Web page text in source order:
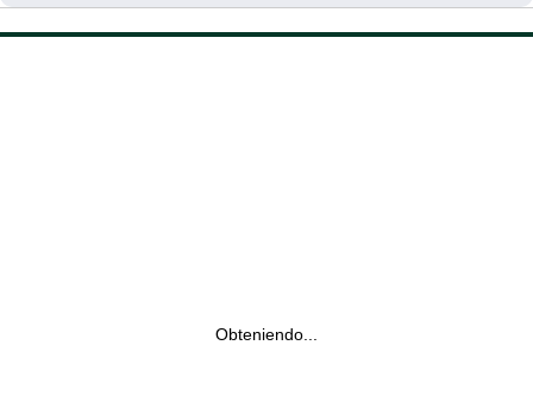
Obteniendo...